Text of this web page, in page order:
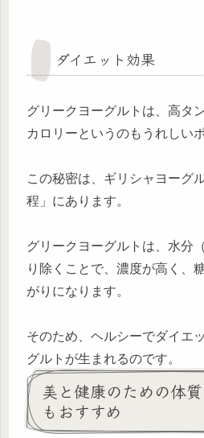
ダイエット効果
グリークヨーグルトは、高タ
カロリーというのもうれしい
この秘密は、ギリシャヨーグ
程」にあります。
グリークヨーグルトは、水分
り除くことで、濃度が高く、
がりになります。
そのため、ヘルシーでダイエ
グルトが生まれるのです。
美と健康のための体
もおすすめ